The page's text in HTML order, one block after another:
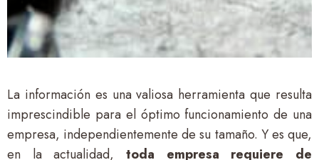
La información es una valiosa herramienta que resulta
imprescindible para el óptimo funcionamiento de una
empresa, independientemente de su tamaño. Y es que,
en la actualidad, toda empresa requiere de